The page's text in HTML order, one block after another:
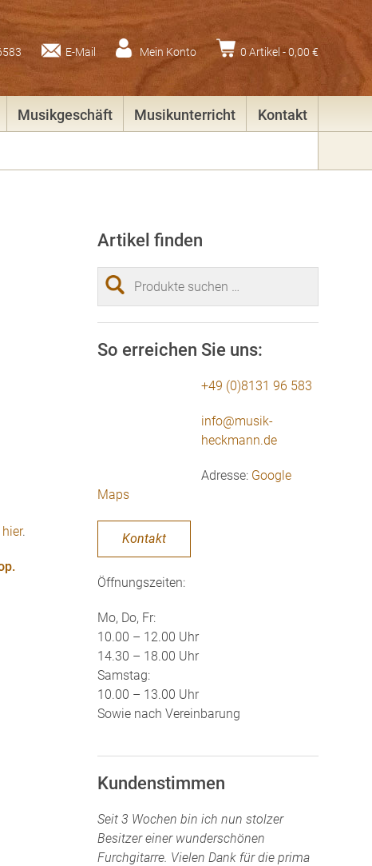
E-Mail Mein Konto 0 Artikel -0,00 €
Musikgeschäft Musikunterricht Kontakt
.
Artikel finden
Suchen
nach:
So erreichen Sie uns:
+49 (0)8131 96 583
info@musik-
heckmann.de
Adresse: Google
Maps
Kontakt
Öffnungszeiten:
Mo, Do, Fr:
10.00 – 12.00 Uhr
14.30 – 18.00 Uhr
Samstag:
10.00 – 13.00 Uhr
Sowie nach Vereinbarung
Kundenstimmen
Seit 3 Wochen bin ich nun stolzer
Besitzer einer wunderschönen
Furchgitarre. Vielen Dank für die prima